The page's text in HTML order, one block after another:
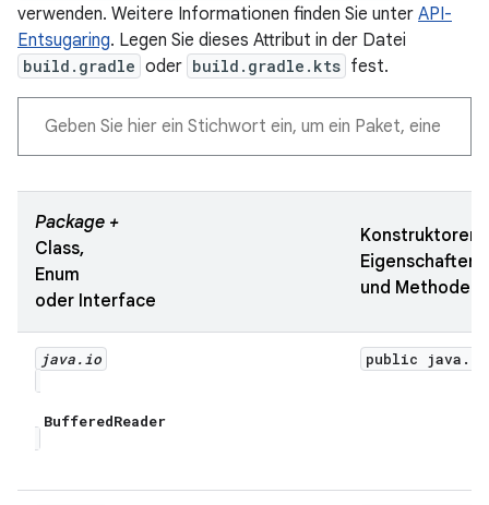
verwenden. Weitere Informationen finden Sie unter API-
Entsugaring. Legen Sie dieses Attribut in der Datei
build.gradle oder build.gradle.kts fest.
Package +
Class,
Enum
oder Interface
Konstruktoren,
Eigenschaften
und Methoden
java.io
BufferedReader
public